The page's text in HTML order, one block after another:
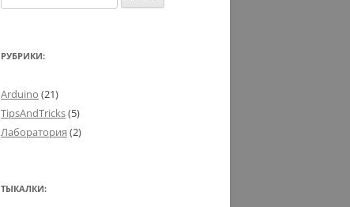
РУБРИКИ:
Arduino (21)
TipsAndTricks(5)
Лаборатория (2)
ТЫКАЛКИ: